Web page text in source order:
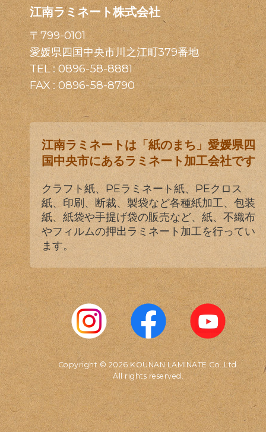
江南ラミネート株式会社
〒799-0101
愛媛県四国中央市川之江町379番地
TEL :0896-58-8881
FAX : 0896-58-8790
江南ラミネートは「紙のまち」愛媛県四
国中央市にあるラミネート加工会社です
クラフト紙、PEラミネート紙、PEクロス
紙、印刷、断裁、製袋など各種紙加工、包装
紙、紙袋や手提げ袋の販売など、紙、不織布
やフィルムの押出ラミネート加工を行ってい
ます。
Copyright © 2026 KOUNAN LAMINATE Co.,Ltd.
All rights reserved.